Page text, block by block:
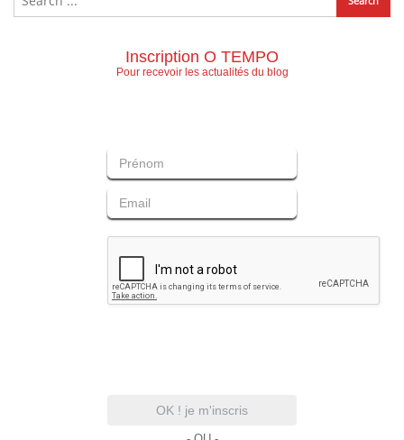
Inscription O TEMPO
Pour recevoir les actualités du blog
OK ! je m'inscris